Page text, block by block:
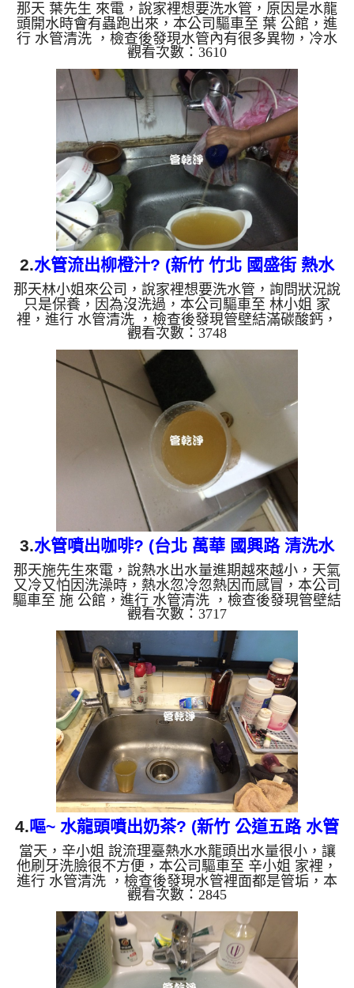
那天 葉先生 來電，說家裡想要洗水管，原因是水龍
頭開水時會有蟲跑出來，本公司驅車至 葉 公館，進
行 水管清洗 ，檢查後發現水管內有很多異物，冷水
出水量也筆一般壓小，本公司架起 高周波水管清洗
機，注入 檸檬酸 至水管，等候約15分鐘，利用 水管
清洗機 ，開啟 螺旋波 模式，把水管內的污垢級異物
沖出來，沒想到洗出來的水呈咖啡色，看起來跟很噁
心，如下圖及影片，葉先生 愣住，說房子才20年而
已，怎麼水管就這麼多髒東西? 如是自來水，如水管
老化，會產生鐵鏽跟泥沙堆積，洗出來的水就會是咖
啡色，地下水含...
觀看次數：3610
2.水管流出柳橙汁? (新竹 竹北 國盛街 熱水
忽冷忽熱 )
那天林小姐來公司，說家裡想要洗水管，詢問狀況說
只是保養，因為沒洗過，本公司驅車至 林小姐 家
裡，進行 水管清洗 ，檢查後發現管壁結滿碳酸鈣，
熱水出水量又小，熱水常常忽冷忽熱，本公司安裝高
周波水管清洗機，注入 檸檬酸 至水管，等候約20分
鐘，利用 水管清洗機 ，開啟 水槌 模式，把水管內壁
污垢沖出來，沒想到洗出來的水呈亮黃色，看起來跟
柳橙汁一樣，如下圖及影片，林小姐 愣住，說房子
才25年而已，怎麼水管裡面怎麼那麼髒? 如是自來
水，如水管老化，會產生鐵鏽跟泥沙堆積，洗出來的
水就會是咖啡色，地下...
觀看次數：3748
3.水管噴出咖啡? (台北 萬華 國興路 清洗水
管 )
那天施先生來電，說熱水出水量進期越來越小，天氣
又冷又怕因洗澡時，熱水忽冷忽熱因而感冒，本公司
驅車至 施 公館，進行 水管清洗 ，檢查後發現管壁結
滿鐵鏽，本公司先關閉水源，注入 檸檬酸 至水管，
等候約20分鐘，利用 高周波水管清洗機 ，開啟 螺旋
波 模式，把水管內壁污垢沖出來，一開始沒想到洗
出來的水呈土色，看起來跟咖啡一樣，還一直掉出異
物，如下圖，施先生 看到都愣了一下，說房子才20
年而已，怎麼水管李面比水塔髒這麼多? 如是自來
水，如水管老化，會產生鐵鏽跟泥沙堆積，洗出來的
水就會是咖啡色，地...
觀看次數：3717
4.嘔~ 水龍頭噴出奶茶? (新竹 公道五路 水管
清洗 )
當天，辛小姐 說流理臺熱水水龍頭出水量很小，讓
他刷牙洗臉很不方便，本公司驅車至 辛小姐 家裡，
進行 水管清洗 ，檢查後發現水管裡面都是管垢，本
公司先關閉水源，注入 檸檬酸 進水管，等候約20分
鐘，利用 高周波水管清洗機 ，進而把水管內壁污垢
沖出來，一開始沒想到洗出來的水呈混濁的灰色，看
起來跟泡沫奶茶一樣，還一直掉出異物，看起來就很
噁心，如下圖，辛小姐 嚇了好大一跳，說房子才25
年而已，怎水管洗出這麼髒的水? 如是自來水，如水
觀看次數：2845